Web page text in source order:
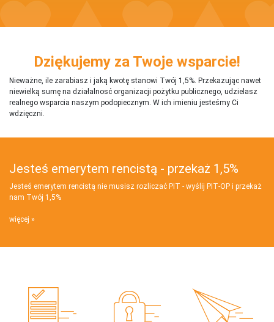
Dziękujemy za Twoje wsparcie!
Nieważne, ile zarabiasz i jaką kwotę stanowi Twój 1,5%. Przekazując nawet
niewielką sumę na działalnosć organizacji pożytku publicznego, udzielasz
realnego wsparcia naszym podopiecznym. W ich imieniu jesteśmy Ci
wdzięczni.
Jesteś emerytem rencistą - przekaż 1,5%
Jesteś emerytem rencistą nie musisz rozliczać PIT - wyślij PIT‑OP i przekaż
nam Twój 1,5%
więcej